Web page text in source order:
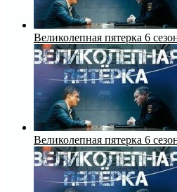
Великолепная пятерка 6
Великолепная пятерка 6